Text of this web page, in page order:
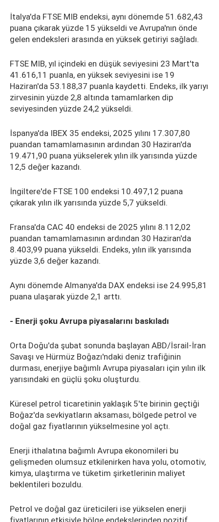
İtalya'da FTSE MIB endeksi, aynı dönemde 51.682,43
puana çıkarak yüzde 15 yükseldi ve Avrupa'nın önde
gelen endeksleri arasında en yüksek getiriyi sağladı.
FTSE MIB, yıl içindeki en düşük seviyesini 23 Mart'ta
41.616,11 puanla, en yüksek seviyesini ise 19
Haziran'da 53.188,37 puanla kaydetti. Endeks, ilk yarıyı
zirvesinin yüzde 2,8 altında tamamlarken dip
seviyesinden yüzde 24,2 yükseldi.
İspanya'da IBEX 35 endeksi, 2025 yılını 17.307,80
puandan tamamlamasının ardından 30 Haziran'da
19.471,90 puana yükselerek yılın ilk yarısında yüzde
12,5 değer kazandı.
İngiltere'de FTSE 100 endeksi 10.497,12 puana
çıkarak yılın ilk yarısında yüzde 5,7 yükseldi.
Fransa'da CAC 40 endeksi de 2025 yılını 8.112,02
puandan tamamlamasının ardından 30 Haziran'da
8.403,99 puana yükseldi. Endeks, yılın ilk yarısında
yüzde 3,6 değer kazandı.
Aynı dönemde Almanya'da DAX endeksi ise 24.995,81
puana ulaşarak yüzde 2,1 arttı.
- Enerji şoku Avrupa piyasalarını baskıladı
Orta Doğu'da şubat sonunda başlayan ABD/İsrail-İran
Savaşı ve Hürmüz Boğazı'ndaki deniz trafiğinin
durması, enerjiye bağımlı Avrupa piyasaları için yılın ilk
yarısındaki en güçlü şoku oluşturdu.
Küresel petrol ticaretinin yaklaşık 5'te birinin geçtiği
Boğaz'da sevkiyatların aksaması, bölgede petrol ve
doğal gaz fiyatlarının yükselmesine yol açtı.
Enerji ithalatına bağımlı Avrupa ekonomileri bu
gelişmeden olumsuz etkilenirken hava yolu, otomotiv,
kimya, ulaştırma ve tüketim şirketlerinin maliyet
beklentileri bozuldu.
Petrol ve doğal gaz üreticileri ise yükselen enerji
fiyatlarının etkisiyle bölge endekslerinden pozitif